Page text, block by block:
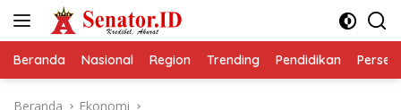
Beranda Nasional Region Trending Pendidikan
Beranda Ekonomi